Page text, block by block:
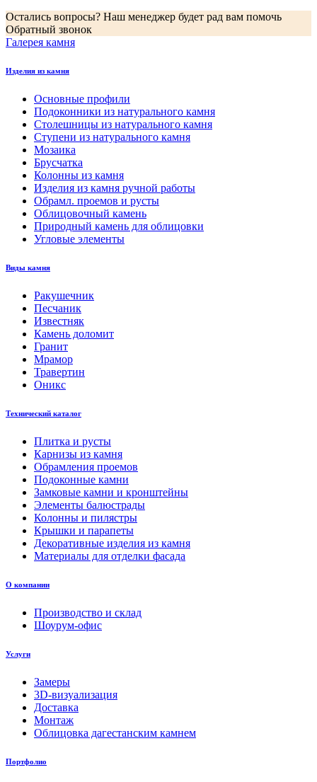
Остались вопросы? Наш менеджер будет рад вам помочь
Обратный звонок
Галерея камня
Изделия из камня
Основные профили
Подоконники из натурального камня
Столешницы из натурального камня
Ступени из натурального камня
Мозаика
Брусчатка
Колонны из камня
Изделия из камня ручной работы
Обрамл. проемов и русты
Облицовочный камень
Природный камень для облицовки
Угловые элементы
Виды камня
Ракушечник
Песчаник
Известняк
Камень доломит
Гранит
Мрамор
Травертин
Оникс
Технический каталог
Плитка и русты
Карнизы из камня
Обрамления проемов
Подоконные камни
Замковые камни и кронштейны
Элементы балюстрады
Колонны и пилястры
Крышки и парапеты
Декоративные изделия из камня
Материалы для отделки фасада
О компании
Производство и склад
Шоурум-офис
Услуги
Замеры
3D-визуализация
Доставка
Монтаж
Облицовка дагестанским камнем
Портфолио